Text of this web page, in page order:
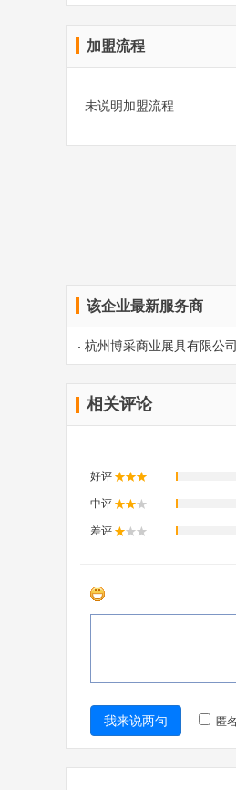
加盟流程
未说明加盟流程
该企业最新服务商
杭州博采商业展具有限公司
相关评论